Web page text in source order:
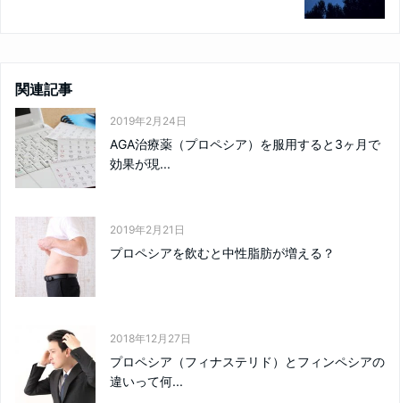
関連記事
2019年2月24日
AGA治療薬（プロペシア）を服用すると3ヶ月で
効果が現...
2019年2月21日
プロペシアを飲むと中性脂肪が増える？
2018年12月27日
プロペシア（フィナステリド）とフィンペシアの
違いって何...